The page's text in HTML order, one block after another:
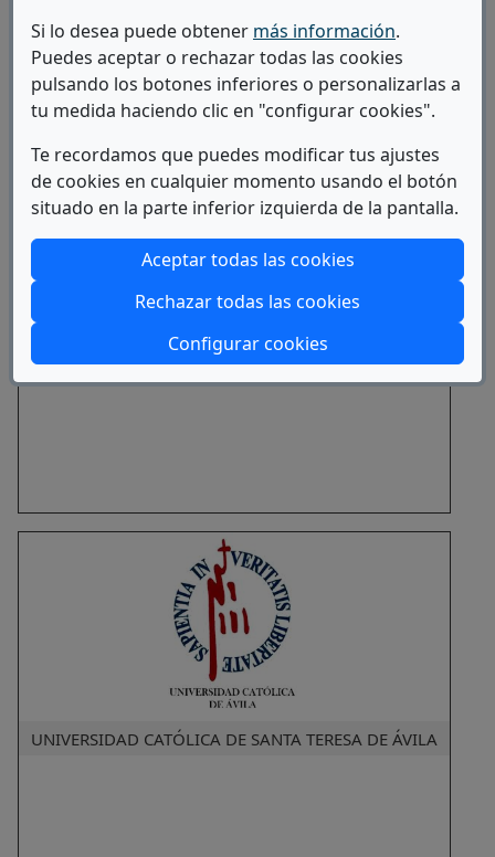
Si lo desea puede obtener más información.
Puedes aceptar o rechazar todas las cookies
pulsando los botones inferiores o personalizarlas a
tu medida haciendo clic en "configurar cookies".
Te recordamos que puedes modificar tus ajustes
de cookies en cualquier momento usando el botón
situado en la parte inferior izquierda de la pantalla.
Aceptar todas las cookies
Rechazar todas las cookies
Configurar cookies
UNIVERSIDAD CARLOS III DE MADRID
UNIVERSIDAD CATÓLICA DE SANTA TERESA DE ÁVILA